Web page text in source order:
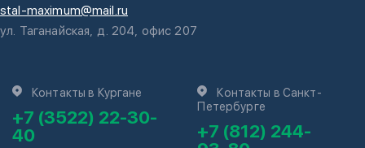
stal-maximum@mail.ru
ул. Таганайская, д. 204, офис 207
Контакты в Кургане
+7 (3522) 22-30-
40
Контакты в Санкт-
Петербурге
+7 (812) 244-